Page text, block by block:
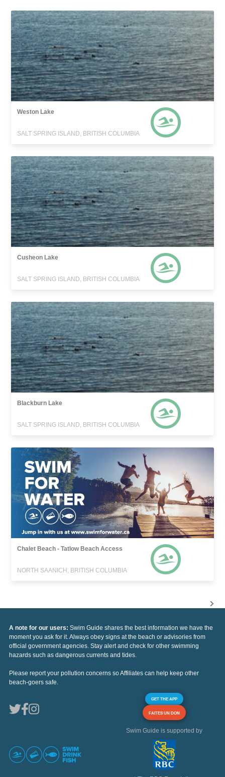
Weston Lake
SALT SPRING ISLAND, BRITISH COLUMBIA
Cusheon Lake
SALT SPRING ISLAND, BRITISH COLUMBIA
Blackburn Lake
SALT SPRING ISLAND, BRITISH COLUMBIA
Chalet Beach - Tatlow Beach Access
NORTH SAANICH, BRITISH COLUMBIA
A note for our users: Swim Guide shares the best information we have the
moment you ask for it. Always obey signs at the beach or advisories from
official government agencies. Stay alert and check for other swimming
hazards such as dangerous currents and tides.
Please report your pollution concerns so Affiliates can help keep other
beach-goers safe.
GET THE APP
FAITES UN DON
Swim Guide is supported by